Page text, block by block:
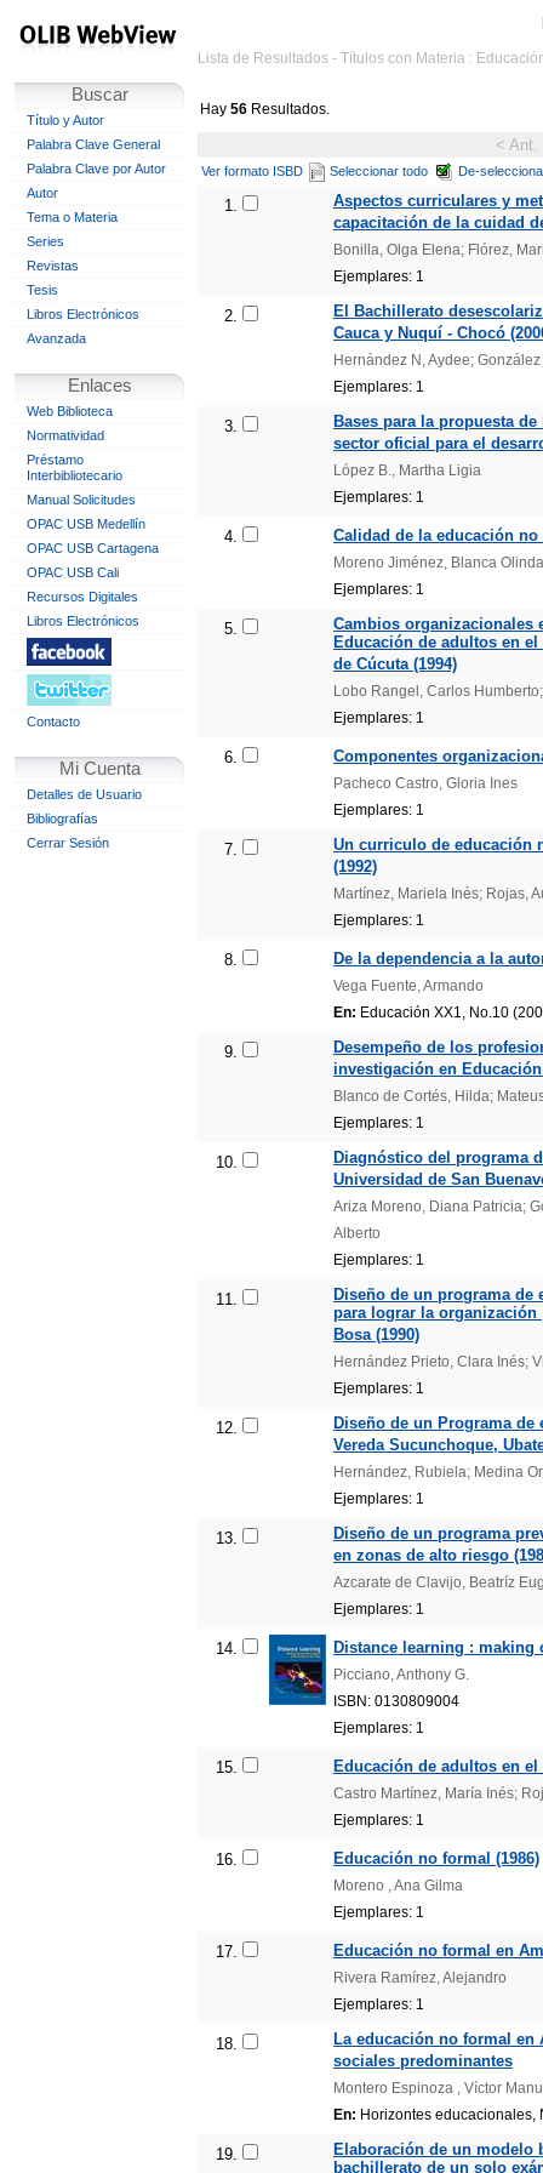
Buscar
Título y Autor
Palabra Clave General
Palabra Clave por Autor
Autor
Tema o Materia
Series
Revistas
Tesis
Libros Electrónicos
Avanzada
Enlaces
Web Biblioteca
Normatividad
Préstamo
Interbibliotecario
Manual Solicitudes
OPAC USB Medellín
OPAC USB Cartagena
OPAC USB Cali
Recursos Digitales
Libros Electrónicos
Contacto
Mi Cuenta
Detalles de Usuario
Bibliografías
Cerrar Sesión
Lista de Resultados - Títulos con Materia :
Hay 56 Resultados.
< Ant.
Ver formato ISBD Seleccionar todo De-
1.
Aspectos curriculares y
capacitación de la cuidad
Bonilla, Olga Elena; Flórez,
Ejemplares: 1
2.
El Bachillerato
Cauca y Nuquí - Chocó
Hernández N, Aydee;
Ejemplares: 1
3.
Bases para la propuesta
sector oficial para el
López B., Martha Ligia
Ejemplares: 1
4. Calidad de la educación
Moreno Jiménez, Blanca
Ejemplares: 1
5.
Cambios organizacionales
Educación de adultos en
de Cúcuta (1994)
Lobo Rangel, Carlos
Ejemplares: 1
6. Componentes
Pacheco Castro, Gloria Ines
Ejemplares: 1
7.
Un curriculo de educación
(1992)
Martínez, Mariela Inés; Rojas,
Ejemplares: 1
8. De la dependencia a la
Vega Fuente, Armando
En: Educación XX1, No.10
9.
Desempeño de los
investigación en Educación
Blanco de Cortés, Hilda;
Ejemplares: 1
10.
Diagnóstico del programa
Universidad de San
Ariza Moreno, Diana Patricia;
Alberto
Ejemplares: 1
11.
Diseño de un programa
para lograr la
Bosa (1990)
Hernández Prieto, Clara Inés;
Ejemplares: 1
12.
Diseño de un Programa
Vereda Sucunchoque,
Hernández, Rubiela; Medina
Ejemplares: 1
13.
Diseño de un programa
en zonas de alto riesgo
Azcarate de Clavijo, Beatríz
Ejemplares: 1
14. Distance learning : making
Picciano, Anthony G.
ISBN: 0130809004
Ejemplares: 1
15. Educación de adultos en
Castro Martínez, María Inés;
Ejemplares: 1
16. Educación no formal (1986)
Moreno , Ana Gilma
Ejemplares: 1
17. Educación no formal en
Rivera Ramírez, Alejandro
Ejemplares: 1
18.
La educación no formal
sociales predominantes
Montero Espinoza , Víctor
En: Horizontes educacionales,
19.
Elaboración de un modelo
bachillerato de un solo